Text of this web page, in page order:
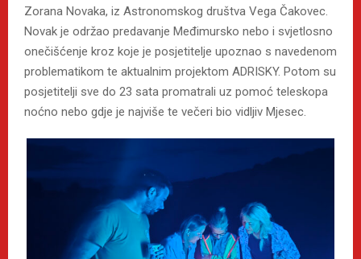
Zorana Novaka, iz Astronomskog društva Vega Čakovec.
Novak je održao predavanje Međimursko nebo i svjetlosno
onečišćenje kroz koje je posjetitelje upoznao s navedenom
problematikom te aktualnim projektom ADRISKY. Potom su
posjetitelji sve do 23 sata promatrali uz pomoć teleskopa
noćno nebo gdje je najviše te večeri bio vidljiv Mjesec.